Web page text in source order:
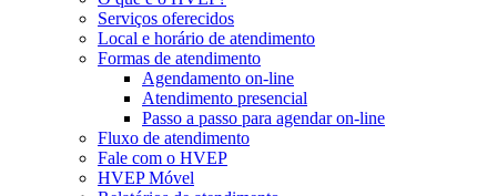
Serviços oferecidos
Local e horário de atendimento
Formas de atendimento
Agendamento on-line
Atendimento presencial
Passo a passo para agendar on-line
Fluxo de atendimento
Fale com o HVEP
HVEP Móvel